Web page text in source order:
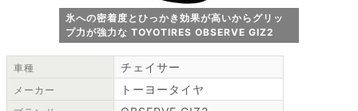
氷への密着度とひっかき効果が高いからグリッ
プ力が強力な TOYOTIRES OBSERVE GIZ2
車種 チェイサー
メーカー トーヨータイヤ